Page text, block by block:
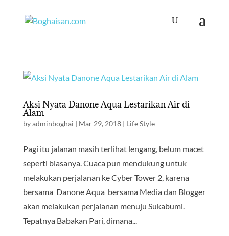
Aksi Nyata Danone Aqua Lestarikan Air di
Alam
byadminboghai | Mar 29, 2018| Life Style
Pagi itu jalanan masih terlihat lengang, belum macet
seperti biasanya. Cuaca pun mendukung untuk
melakukan perjalanan ke Cyber Tower 2, karena
bersama Danone Aqua bersama Media dan Blogger
akan melakukan perjalanan menuju Sukabumi.
Tepatnya Babakan Pari, dimana...